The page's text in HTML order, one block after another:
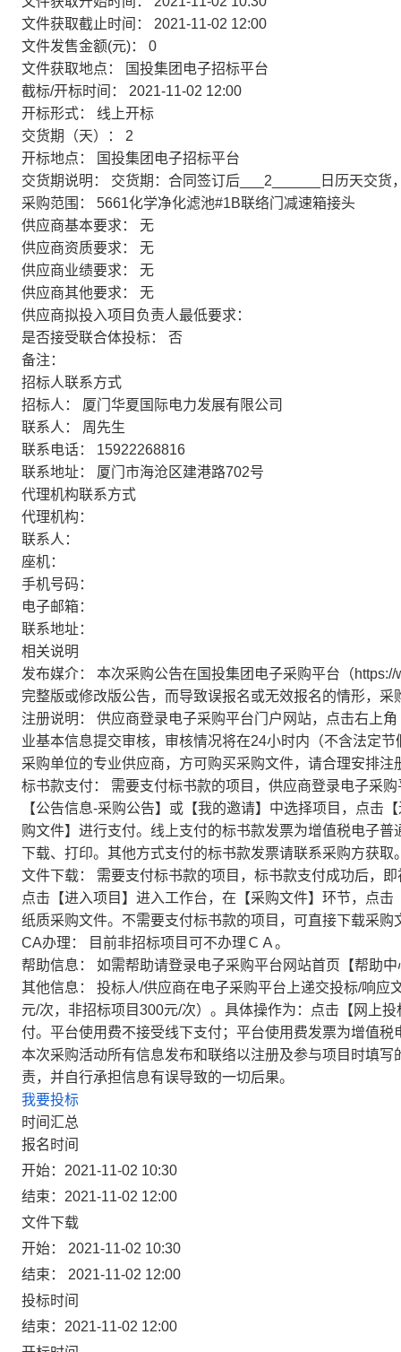
文件获取截止时间：
2021-11-02 12:00
文件发售金额(元)：
0
文件获取地点：
国投集团电子招标平台
截标/开标时间：
2021-11-02 12:00
开标形式：
线上开标
交货期（天）： 2
开标地点：
国投集团电子招标平台
交货期说明： 交货期：合同签订后___2______日历天交货
采购范围：
5661化学净化滤池#1B联络门减速箱接头
供应商基本要求：
无
供应商资质要求：
无
供应商业绩要求：
无
供应商其他要求：
无
供应商拟投入项目负责人最低要求：
是否接受联合体投标：
否
备注：
招标人联系方式
招标人：
厦门华夏国际电力发展有限公司
联系人：
周先生
联系电话：
15922268816
联系地址：
厦门市海沧区建港路702号
代理机构联系方式
代理机构：
联系人：
座机：
手机号码：
电子邮箱：
联系地址：
相关说明
发布媒介：
本次采购公告在国投集团电子采购平台（
完整版或修改版公告，而导致误报名或无效报名的情形，
注册说明：
供应商登录电子采购平台门户网站，点击右上
业基本信息提交审核，审核情况将在24小时内（不含法定
采购单位的专业供应商，方可购买采购文件，请合理安排注
标书款支付：
需要支付标书款的项目，供应商登录电子采
【公告信息-采购公告】或【我的邀请】中选择项目，点击
购文件】进行支付。线上支付的标书款发票为增值税电子
下载、打印。其他方式支付的标书款发票请联系采购方获取
文件下载：
需要支付标书款的项目，标书款支付成功后，
点击【进入项目】进入工作台，在【采购文件】环节，点
纸质采购文件。不需要支付标书款的项目，可直接下载采购
CA办理：
目前非招标项目可不办理ＣＡ。
帮助信息：
如需帮助请登录电子采购平台网站首页【帮助
其他信息：
投标人/供应商在电子采购平台上递交投标/响应
元/次，非招标项目300元/次）。具体操作为：点击【网上
付。平台使用费不接受线下支付；平台使用费发票为增值
本次采购活动所有信息发布和联络以注册及参与项目时填
责，并自行承担信息有误导致的一切后果。
我要投标
时间汇总
报名时间
开始：2021-11-02 10:30
结束：2021-11-02 12:00
文件下载
开始： 2021-11-02 10:30
结束： 2021-11-02 12:00
投标时间
结束：2021-11-02 12:00